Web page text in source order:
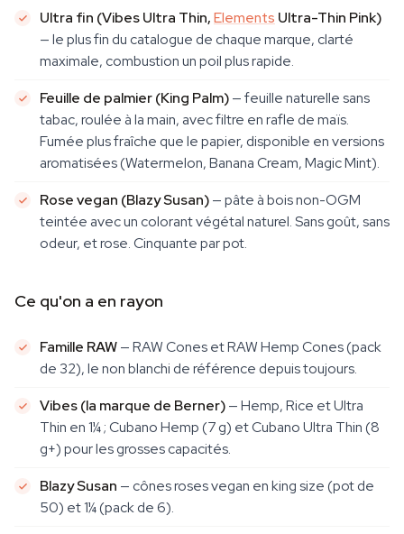
Ultra fin (Vibes Ultra Thin,Elements Ultra-Thin Pink)
— le plus fin du catalogue de chaque marque, clarté
maximale, combustion un poil plus rapide.
Feuille de palmier (King Palm)— feuille naturelle sans
tabac, roulée à la main, avec filtre en rafle de maïs.
Fumée plus fraîche que le papier, disponible en versions
aromatisées (Watermelon, Banana Cream, Magic Mint).
Rose vegan (Blazy Susan)— pâte à bois non-OGM
teintée avec un colorant végétal naturel. Sans goût, sans
odeur, et rose. Cinquante par pot.
Ce qu'on a en rayon
Famille RAW— RAW Cones et RAW Hemp Cones (pack
de 32), le non blanchi de référence depuis toujours.
Vibes (la marque de Berner)— Hemp, Rice et Ultra
Thin en 1¼ ; Cubano Hemp (7 g) et Cubano Ultra Thin (8
g+) pour les grosses capacités.
Blazy Susan — cônes roses vegan en king size (pot de
50) et 1¼ (pack de 6).